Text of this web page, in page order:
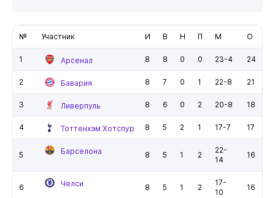
№ Участник И В Н П М О
1 Арсенал 8 8 0 0 23-4 24
2 Бавария 8 7 0 1 22-8 21
3 Ливерпуль 8 6 0 2 20-8 18
4 Тоттенхэм Хотспур 8 5 2 1 17-7 17
5 Барселона 8 5 1 2
22-
14
16
6 Челси 8 5 1 2
17-
10
16